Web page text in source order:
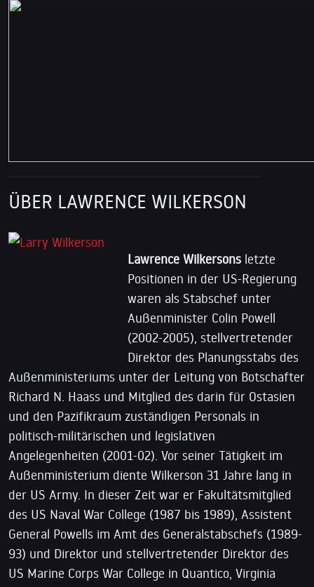
ÜBER LAWRENCE WILKERSON
Lawrence Wilkersons letzte
Positionen in der US-Regierung
waren als Stabschef unter
Außenminister Colin Powell
(2002-2005), stellvertretender
Direktor des Planungsstabs des
Außenministeriums unter der Leitung von Botschafter
Richard N. Haass und Mitglied des darin für Ostasien
und den Pazifikraum zuständigen Personals in
politisch-militärischen und legislativen
Angelegenheiten (2001-02). Vor seiner Tätigkeit im
Außenministerium diente Wilkerson 31 Jahre lang in
der US Army. In dieser Zeit war er Fakultätsmitglied
des US Naval War College (1987 bis 1989), Assistent
General Powells im Amt des Generalstabschefs (1989-
93) und Direktor und stellvertretender Direktor des
US Marine Corps War College in Quantico, Virginia